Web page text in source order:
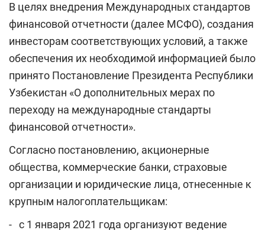
В целях внедрения Международных стандартов
финансовой отчетности (далее МСФО), создания
инвесторам соответствующих условий, а также
обеспечения их необходимой информацией было
принято Постановление Президента Республики
Узбекистан «О дополнительных мерах по
переходу на международные стандарты
финансовой отчетности».
Согласно постановлению, акционерные
общества, коммерческие банки, страховые
организации и юридические лица, отнесенные к
крупным налогоплательщикам:
- с 1 января 2021 года организуют ведение